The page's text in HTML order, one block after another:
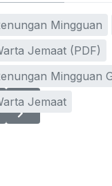
article:
Next article:
Next
Mingguan
Jemaat (PDF)
Mingguan
Jemaat